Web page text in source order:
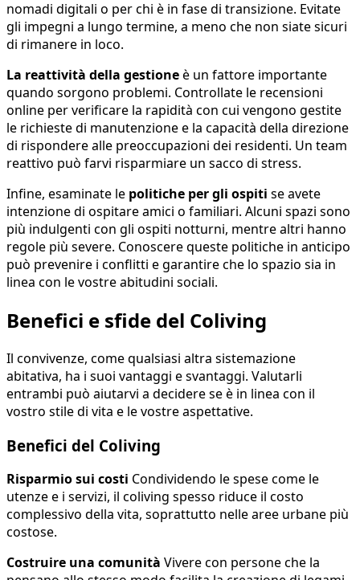
nomadi digitali o per chi è in fase di transizione. Evitate
gli impegni a lungo termine, a meno che non siate sicuri
di rimanere in loco.
La reattività della gestioneè un fattore importante
quando sorgono problemi. Controllate le recensioni
online per verificare la rapidità con cui vengono gestite
le richieste di manutenzione e la capacità della direzione
di rispondere alle preoccupazioni dei residenti. Un team
reattivo può farvi risparmiare un sacco di stress.
Infine, esaminate le politiche per gli ospiti se avete
intenzione di ospitare amici o familiari. Alcuni spazi sono
più indulgenti con gli ospiti notturni, mentre altri hanno
regole più severe. Conoscere queste politiche in anticipo
può prevenire i conflitti e garantire che lo spazio sia in
linea con le vostre abitudini sociali.
Benefici e sfide del Coliving
Il convivenze, come qualsiasi altra sistemazione
abitativa, ha i suoi vantaggi e svantaggi. Valutarli
entrambi può aiutarvi a decidere se è in linea con il
vostro stile di vita e le vostre aspettative.
Benefici del Coliving
Risparmio sui costi Condividendo le spese come le
utenze e i servizi, il coliving spesso riduce il costo
complessivo della vita, soprattutto nelle aree urbane più
costose.
Costruire una comunità Vivere con persone che la